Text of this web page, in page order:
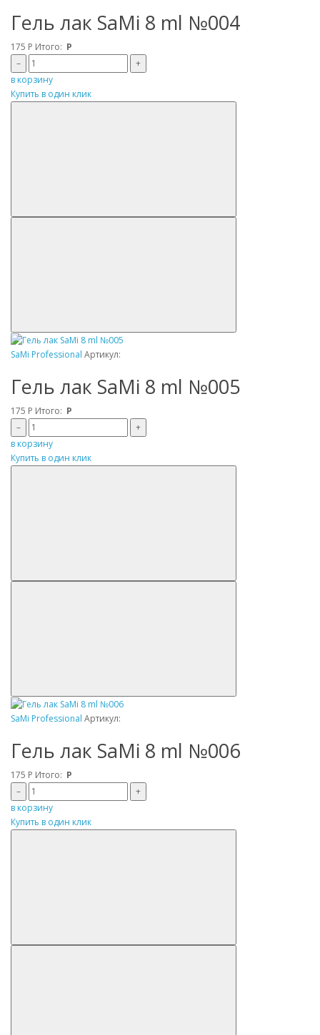
Гель лак SaMi 8 ml №004
175 Р Итого: Р
–
+
в корзину
Купить в один клик
SaMi Professional Артикул:
Гель лак SaMi 8 ml №005
175 Р Итого: Р
–
+
в корзину
Купить в один клик
SaMi Professional Артикул:
Гель лак SaMi 8 ml №006
175 Р Итого: Р
–
+
в корзину
Купить в один клик